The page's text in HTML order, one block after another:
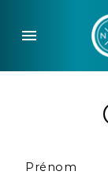
content
menu
Prénom